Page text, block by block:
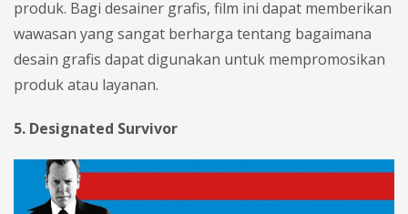
produk. Bagi desainer grafis, film ini dapat memberikan
wawasan yang sangat berharga tentang bagaimana
desain grafis dapat digunakan untuk mempromosikan
produk atau layanan.
5. Designated Survivor